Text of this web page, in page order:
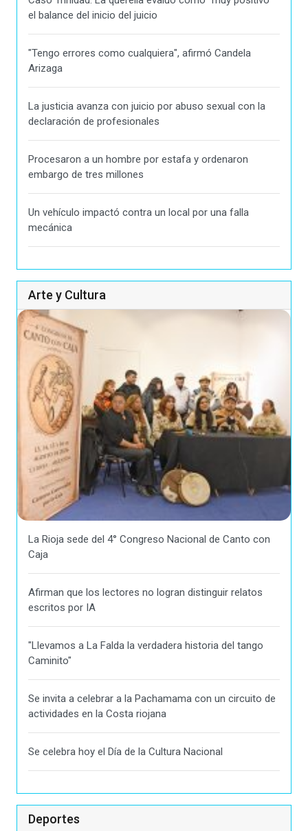
el balance del inicio del juicio
"Tengo errores como cualquiera", afirmó Candela
Arizaga
La justicia avanza con juicio por abuso sexual con la
declaración de profesionales
Procesaron a un hombre por estafa y ordenaron
embargo de tres millones
Un vehículo impactó contra un local por una falla
mecánica
Arte y Cultura
La Rioja sede del 4° Congreso Nacional de Canto con
Caja
Afirman que los lectores no logran distinguir relatos
escritos por IA
"Llevamos a La Falda la verdadera historia del tango
Caminito"
Se invita a celebrar a la Pachamama con un circuito de
actividades en la Costa riojana
Se celebra hoy el Día de la Cultura Nacional
Deportes